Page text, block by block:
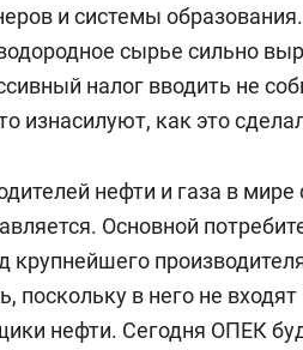
и системы
сырье сильно
налог вводить не
изнасилуют, как это
нефти и газа в
Основной
крупнейшего
поскольку в него не
нефти. Сегодня ОПЕК